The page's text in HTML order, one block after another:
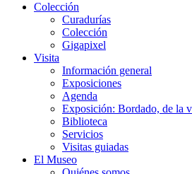
Colección
Curadurías
Colección
Gigapixel
Visita
Información general
Exposiciones
Agenda
Exposición: Bordado, de la
Biblioteca
Servicios
Visitas guiadas
El Museo